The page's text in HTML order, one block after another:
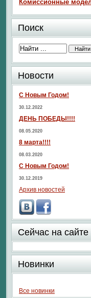
Комиссионные
Поиск
Новости
С Новым Годом!
30.12.2022
ДЕНЬ ПОБЕДЫ!!!!
08.05.2020
8 марта!!!!
08.03.2020
С Новым Годом!
30.12.2019
Архив новостей
Сейчас на сайте
Новинки
Все новинки